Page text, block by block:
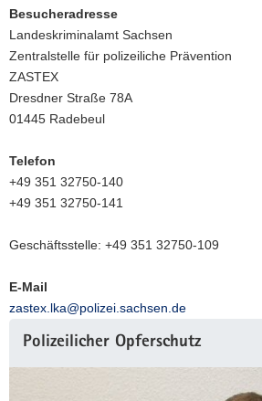
Besucheradresse
Landeskriminalamt Sachsen
Zentralstelle für polizeiliche Prävention
ZASTEX
Dresdner Straße 78A
01445 Radebeul
Telefon
+49 351 32750-140
+49 351 32750-141
Geschäftsstelle: +49 351 32750-109
E-Mail
zastex.lka@polizei.sachsen.de
Information
Polizeilicher Opferschutz